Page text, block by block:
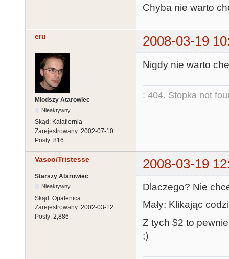
Chyba nie warto
eru 2008-03-19
Młodszy Atarowiec
Nieaktywny
Skąd: Kalafiornia
Zarejestrowany: 2002-07-10
Posty: 816
Nigdy nie warto
: 404. Stopka not
Vasco/Tristesse 2008-03-19
Starszy Atarowiec
Nieaktywny
Skąd: Opalenica
Zarejestrowany: 2002-03-12
Posty: 2,886
Dlaczego? Nie
Mały: Klikając
Z tych $2 to
;)